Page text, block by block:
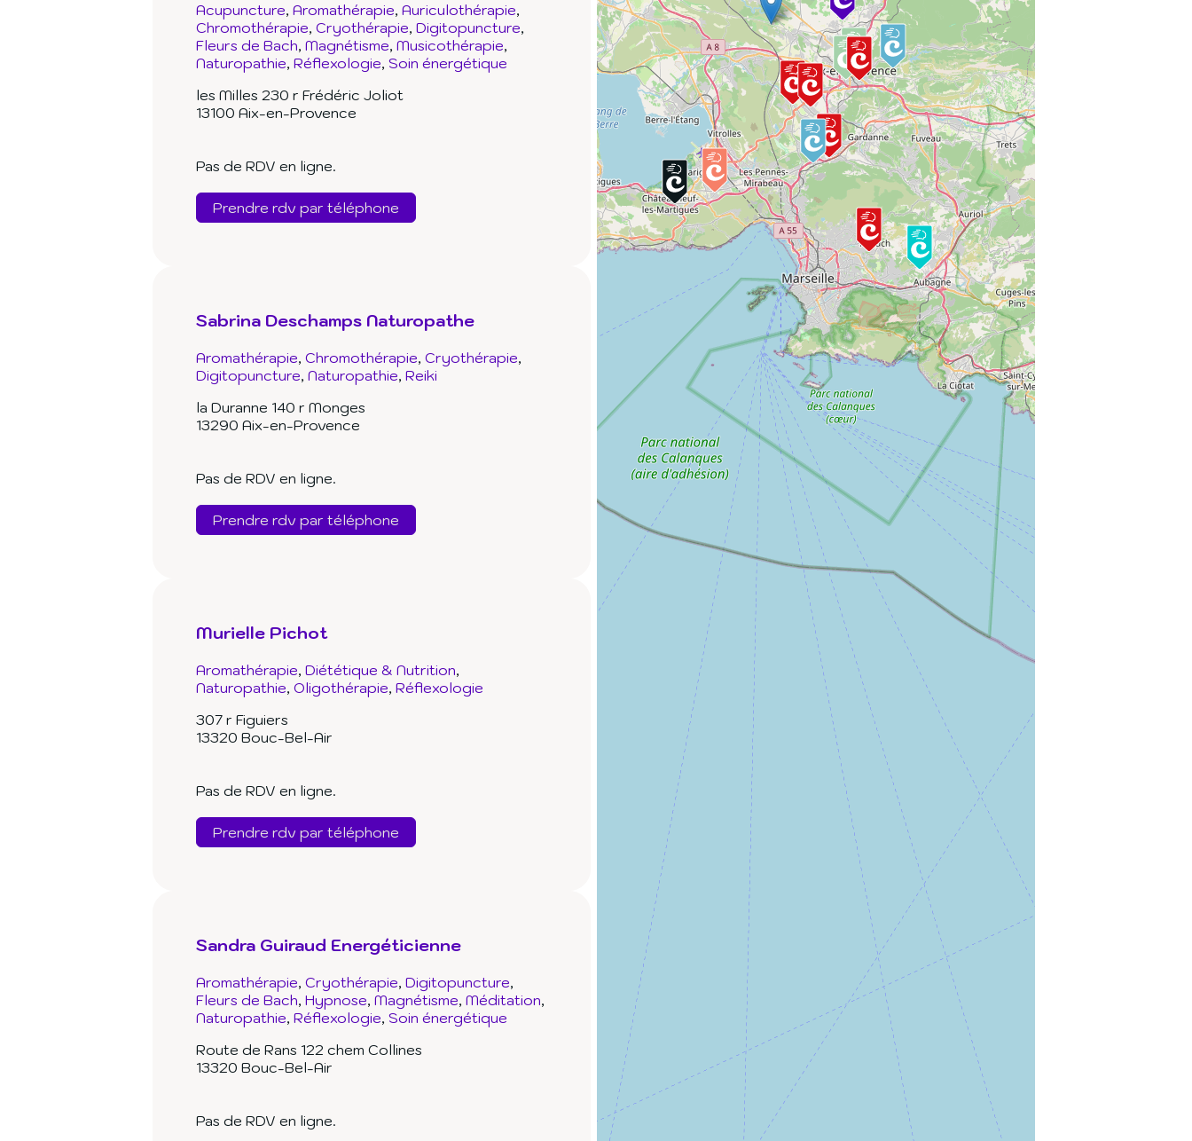
Acupuncture Aromathérapie Auriculothérapie
Chromothérapie Cryothérapie Digitopuncture
Fleurs de Bach Magnétisme Musicothérapie
Naturopathie Réflexologie Soin énergétique
les Milles 230 r Frédéric Joliot
13100 Aix-en-Provence
Pas de RDV en ligne.
Prendre rdv par téléphone
Sabrina Deschamps Naturopathe
Aromathérapie Chromothérapie Cryothérapie
Digitopuncture Naturopathie Reiki
la Duranne 140 r Monges
13290 Aix-en-Provence
Pas de RDV en ligne.
Prendre rdv par téléphone
Murielle Pichot
Aromathérapie Diététique & Nutrition
Naturopathie Oligothérapie Réflexologie
307 r Figuiers
13320 Bouc-Bel-Air
Pas de RDV en ligne.
Prendre rdv par téléphone
Sandra Guiraud Energéticienne
Aromathérapie Cryothérapie Digitopuncture
Fleurs de Bach Hypnose Magnétisme Méditation
Naturopathie Réflexologie Soin énergétique
Route de Rans 122 chem Collines
13320 Bouc-Bel-Air
Pas de RDV en ligne.